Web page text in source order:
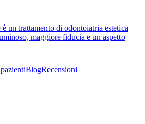
un trattamento di odontoiatria estetica
maggiore fiducia e un aspetto
BlogRecensioni